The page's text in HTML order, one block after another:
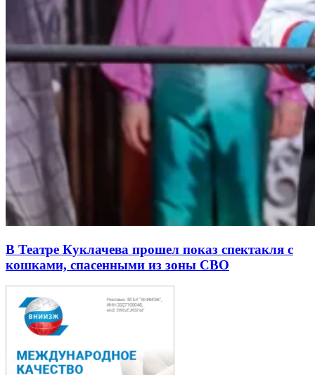
В Театре Куклачева прошел показ спектакля с
кошками, спасенными из зоны СВО